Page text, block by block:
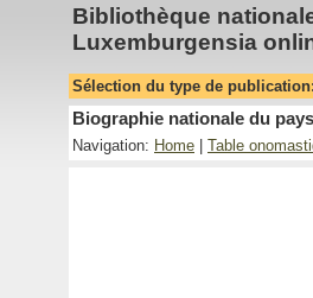
Bibliothèque
Luxemburgensia
Sélection du type de publication:
Biographie nationale du
Navigation: Home Table